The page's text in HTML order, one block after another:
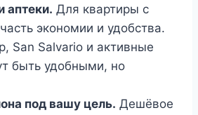
аптеки. Для квартиры с
экономии и удобства.
San Salvario и активные
быть удобными, но
под вашу цель. Дешёвое